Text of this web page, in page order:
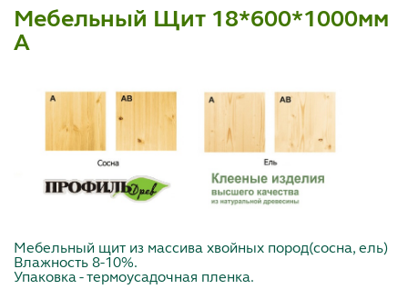
Мебельный Щит 18*600*1000мм
А
Мебельный щит из массива хвойных пород(сосна, ель)
Влажность 8-10%.
Упаковка - термоусадочная пленка.